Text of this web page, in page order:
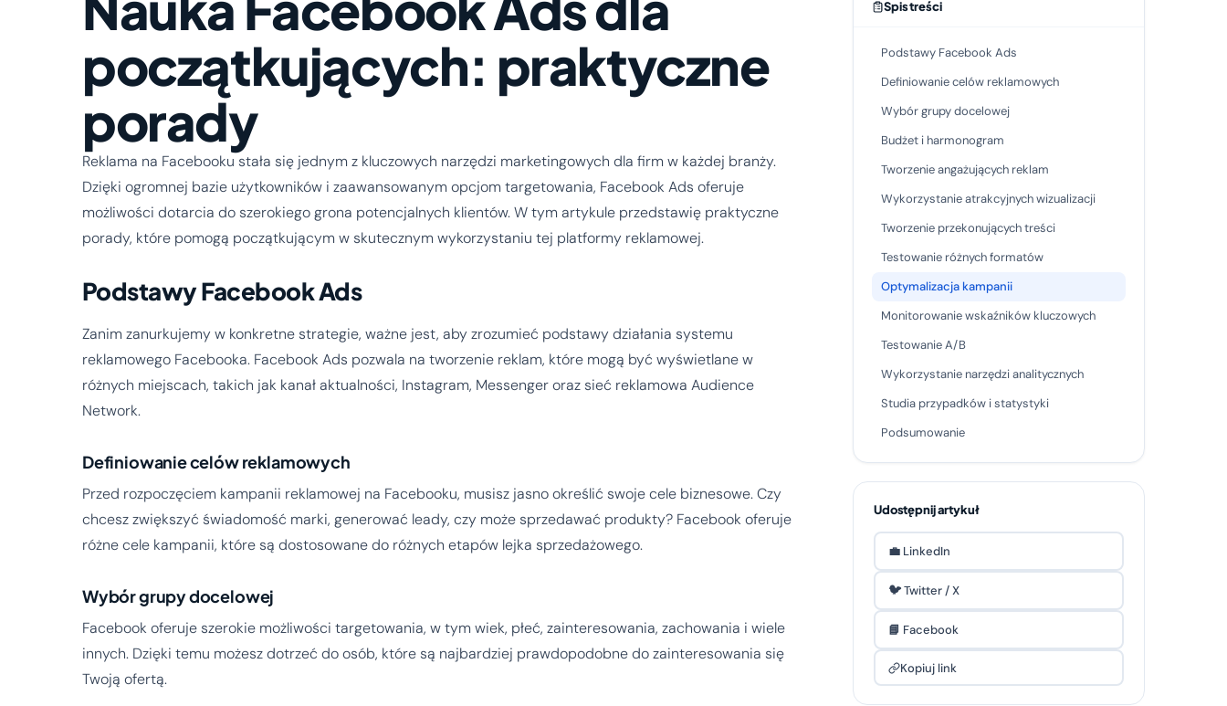
początkujących: praktyczne
porady
Reklama na Facebooku stała się jednym z kluczowych narzędzi marketingowych dla firm w każdej branży.
Dzięki ogromnej bazie użytkowników i zaawansowanym opcjom targetowania, Facebook Ads oferuje
możliwości dotarcia do szerokiego grona potencjalnych klientów. W tym artykule przedstawię praktyczne
porady, które pomogą początkującym w skutecznym wykorzystaniu tej platformy reklamowej.
Podstawy Facebook Ads
Zanim zanurkujemy w konkretne strategie, ważne jest, aby zrozumieć podstawy działania systemu
reklamowego Facebooka. Facebook Ads pozwala na tworzenie reklam, które mogą być wyświetlane w
różnych miejscach, takich jak kanał aktualności, Instagram, Messenger oraz sieć reklamowa Audience
Network.
Definiowanie celów reklamowych
Przed rozpoczęciem kampanii reklamowej na Facebooku, musisz jasno określić swoje cele biznesowe. Czy
chcesz zwiększyć świadomość marki, generować leady, czy może sprzedawać produkty? Facebook oferuje
różne cele kampanii, które są dostosowane do różnych etapów lejka sprzedażowego.
Wybór grupy docelowej
Facebook oferuje szerokie możliwości targetowania, w tym wiek, płeć, zainteresowania, zachowania i wiele
innych. Dzięki temu możesz dotrzeć do osób, które są najbardziej prawdopodobne do zainteresowania się
Twoją ofertą.
Spis treści
Podstawy Facebook Ads
Definiowanie celów reklamowych
Wybór grupy docelowej
Budżet i harmonogram
Tworzenie angażujących reklam
Wykorzystanie atrakcyjnych wizualizacji
Tworzenie przekonujących treści
Testowanie różnych formatów
Optymalizacja kampanii
Monitorowanie wskaźników kluczowych
Testowanie A/B
Wykorzystanie narzędzi analitycznych
Studia przypadków i statystyki
Podsumowanie
Udostępnij artykuł
💼 LinkedIn
🐦 Twitter / X
📘 Facebook
Kopiuj link